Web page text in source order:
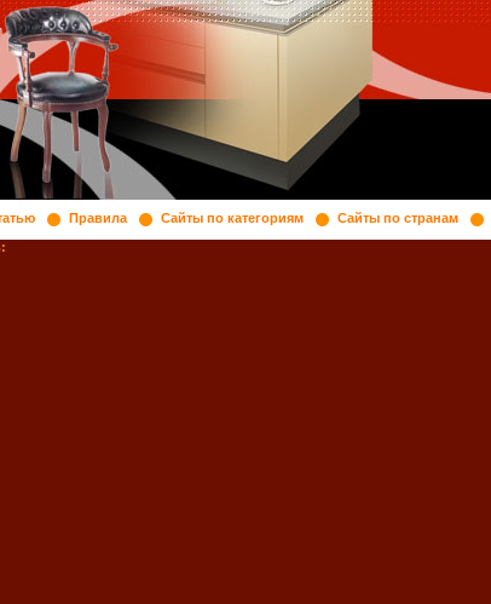
Правила Сайты по категориям Сайты по странам